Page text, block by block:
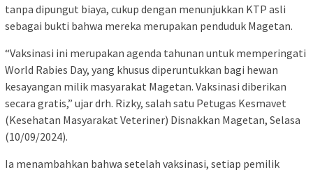
tanpa dipungut biaya, cukup dengan menunjukkan KTP asli
sebagai bukti bahwa mereka merupakan penduduk Magetan.
“Vaksinasi ini merupakan agenda tahunan untuk memperingati
World Rabies Day, yang khusus diperuntukkan bagi hewan
kesayangan milik masyarakat Magetan. Vaksinasi diberikan
secara gratis,” ujar drh. Rizky, salah satu Petugas Kesmavet
(Kesehatan Masyarakat Veteriner) Disnakkan Magetan, Selasa
(10/09/2024).
Ia menambahkan bahwa setelah vaksinasi, setiap pemilik